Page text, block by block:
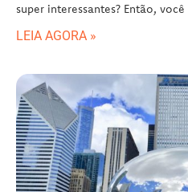
super interessantes? Então,
LEIA AGORA »